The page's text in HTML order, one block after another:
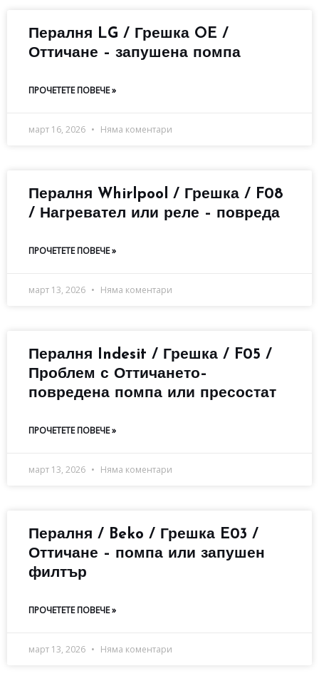
Пералня LG / Грешка OE /
Оттичане – запушена помпа
ПРОЧЕТЕТЕ ПОВЕЧЕ »
март 16, 2026 Няма коментари
Пералня Whirlpool / Грешка / F08
/ Нагревател или реле – повреда
ПРОЧЕТЕТЕ ПОВЕЧЕ »
март 13, 2026 Няма коментари
Пералня Indesit / Грешка / F05 /
Проблем с Оттичането–
повредена помпа или пресостат
ПРОЧЕТЕТЕ ПОВЕЧЕ »
март 13, 2026 Няма коментари
Пералня / Beko / Грешка E03 /
Оттичане – помпа или запушен
филтър
ПРОЧЕТЕТЕ ПОВЕЧЕ »
март 13, 2026 Няма коментари